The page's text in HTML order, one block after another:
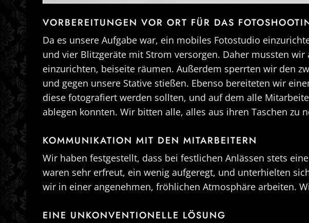
VORBEREITUNGEN VOR ORT FÜR DAS
Da es unsere Aufgabe war, ein mobiles Fotostudio
und vier Blitzgeräte mit Strom versorgen. Daher mussten
einzurichten, beiseite räumen. Außerdem sperrten wir den
und gegen unsere Stative stießen. Ebenso bereiteten wir
diese fotografiert werden sollten, und auf dem alle
ablegen konnten. Wir bitten alle, alles aus ihren Taschen zu
KOMMUNIKATION MIT DEN MITARBEITERN
Wir haben festgestellt, dass bei festlichen Anlässen stets
waren sehr erfreut, ein wenig aufgeregt, und unterhielten
wir in einer angenehmen, fröhlichen Atmosphäre arbeiten.
EINE UNKONVENTIONELLE LÖSUNG